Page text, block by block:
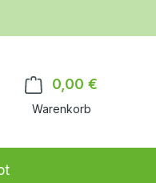
Merkzettel0,00 €
Warenkorb